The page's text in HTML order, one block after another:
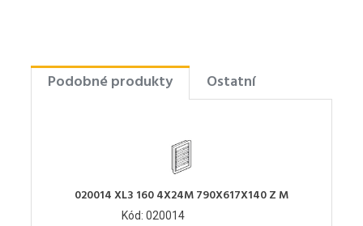
Podobné produkty Ostatní
020014 XL3 160 4X24M 790X617X140 Z M
Kód: 020014